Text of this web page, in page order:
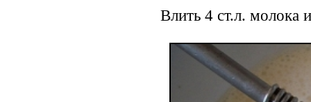
Влить 4 ст.л. молока